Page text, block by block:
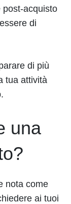
post-acquisto
di
di più
tua attività
una
nota come
ai tuoi